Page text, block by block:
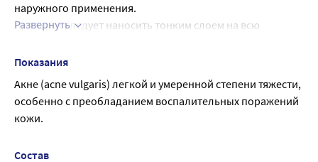
наружного применения.
Препарат следует наносить тонким слоем на всю
очищения кожи очищающим средством мягкого
действия и полного высыхания кожи.
Гель плохо впитывается в случае нанесения на кожу
чрезмерного количества препарата.
Развернуть
Показания
Акне (acne vulgaris) легкой и умеренной степени тяжести,
особенно с преобладанием воспалительных поражений
кожи.
Состав